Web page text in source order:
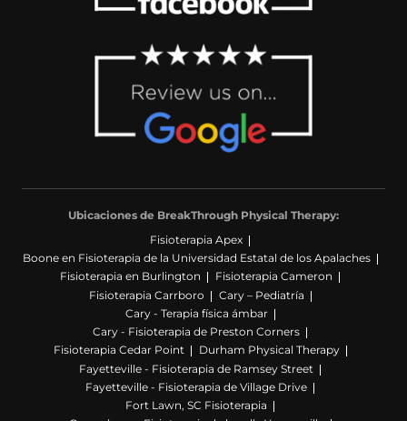
Ubicaciones de BreakThrough Physical Therapy:
Fisioterapia Apex
Boone en Fisioterapia de la Universidad Estatal de los Apalaches
Fisioterapia en Burlington
Fisioterapia Cameron
Fisioterapia Carrboro
Cary – Pediatría
Cary - Terapia física ámbar
Cary - Fisioterapia de Preston Corners
Fisioterapia Cedar Point
Durham Physical Therapy
Fayetteville - Fisioterapia de Ramsey Street
Fayetteville - Fisioterapia de Village Drive
Fort Lawn, SC Fisioterapia